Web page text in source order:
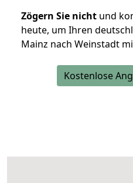
Zögern Sie nicht und
heute, um Ihren
Mainz nach Weinstadt
Kostenlose